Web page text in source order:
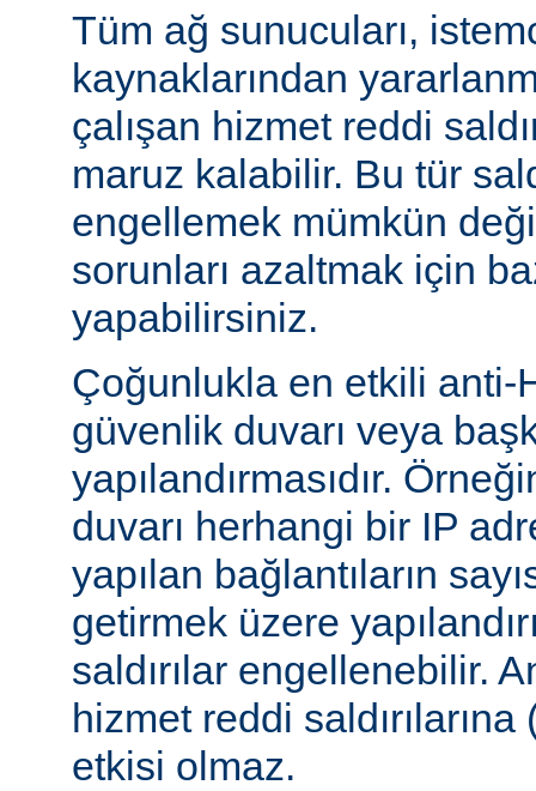
Tüm ağ sunucuları,
kaynaklarından
çalışan hizmet reddi
maruz kalabilir. Bu tür
engellemek mümkün
sorunları azaltmak için
yapabilirsiniz.
Çoğunlukla en etkili anti-
güvenlik duvarı veya
yapılandırmasıdır.
duvarı herhangi bir IP
yapılan bağlantıların
getirmek üzere
saldırılar engellenebilir.
hizmet reddi
etkisi olmaz.